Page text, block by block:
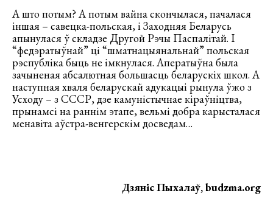
А што потым? А потым вайна скончылася, пачалася
іншая – савецка-польская, і Заходняя Беларусь
апынулася ў складзе Другой Рэчы Паспалітай. І
“федэратыўнай” ці “шматнацыянальнай” польская
рэспубліка быць не імкнулася. Аператыўна была
зачыненая абсалютная большасць беларускіх школ. А
наступная хваля беларускай адукацыі рынула ўжо з
Усходу – з СССР, дзе камуністычнае кіраўніцтва,
прынамсі на раннім этапе, вельмі добра карысталася
менавіта аўстра-венгерскім досведам…
Дзяніс Пыхалаў, budzma.org